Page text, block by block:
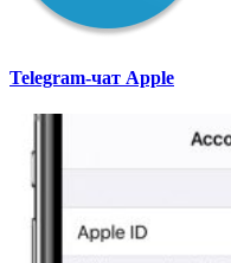
Telegram-чат Apple